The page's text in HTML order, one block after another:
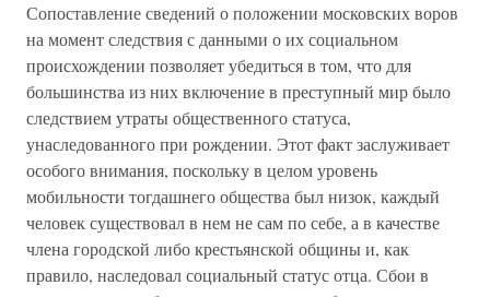
Сопоставление сведений о положении московских воров
на момент следствия с данными о их социальном
происхождении позволяет убедиться в том, что для
большинства из них включение в преступный мир было
следствием утраты общественного статуса,
унаследованного при рождении. Этот факт заслуживает
особого внимания, поскольку в целом уровень
мобильности тогдашнего общества был низок, каждый
человек существовал в нем не сам по себе, а в качестве
члена городской либо крестьянской общины и, как
правило, наследовал социальный статус отца. Сбои в